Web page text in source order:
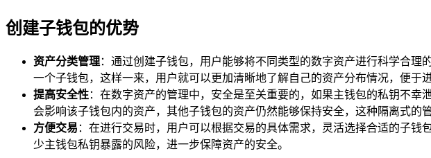
创建子钱包的优势
资产分类管理：通过创建子钱包，用户能够将不同类型的数字资产进行科学合
一个子钱包，这样一来，用户就可以更加清晰地了解自己的资产分布情况，便于
提高安全性：在数字资产的管理中，安全是至关重要的，如果主钱包的私钥不
会影响该子钱包内的资产，其他子钱包的资产仍然能够保持安全，这种隔离式的
方便交易 ：在进行交易时，用户可以根据交易的具体需求，灵活选择合适的子
少主钱包私钥暴露的风险，进一步保障资产的安全。